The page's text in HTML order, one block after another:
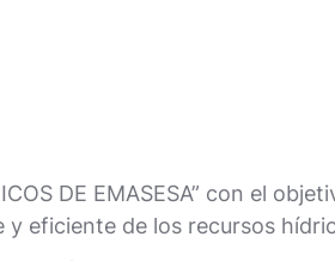
DE EMASESA” con el
eficiente de los recursos